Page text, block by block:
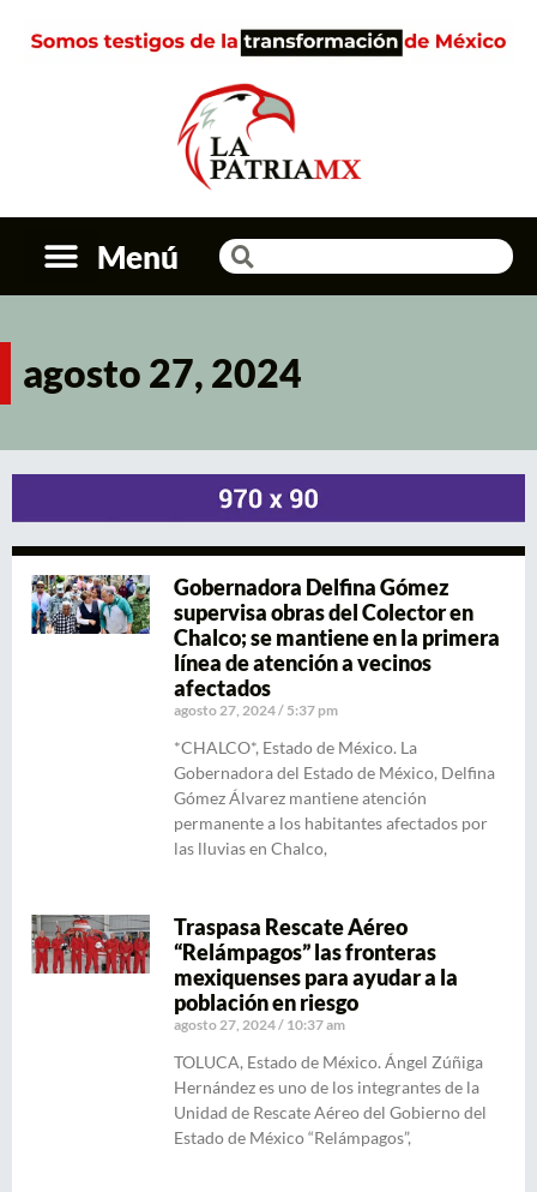
Menú
agosto 27, 2024
Gobernadora Delfina Gómez
supervisa obras del Colector en
Chalco; se mantiene en la primera
línea de atención a vecinos
afectados
agosto 27, 2024 5:37 pm
*CHALCO*, Estado de México. La
Gobernadora del Estado de México, Delfina
Gómez Álvarez mantiene atención
permanente a los habitantes afectados por
las lluvias en Chalco,
Traspasa Rescate Aéreo
“Relámpagos” las fronteras
mexiquenses para ayudar a la
población en riesgo
agosto 27, 2024 10:37 am
TOLUCA, Estado de México. Ángel Zúñiga
Hernández es uno de los integrantes de la
Unidad de Rescate Aéreo del Gobierno del
Estado de México “Relámpagos”,